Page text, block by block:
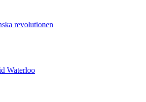
revolutionen
Waterloo